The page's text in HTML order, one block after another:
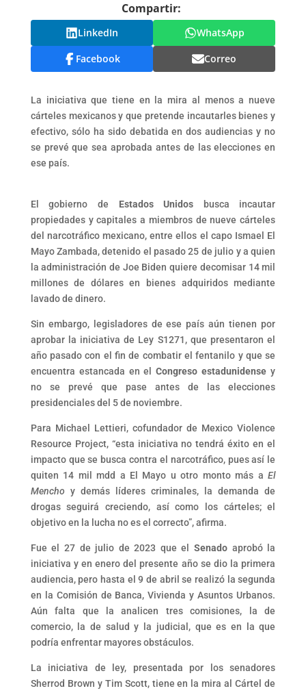
Compartir:
LinkedIn
WhatsApp
Facebook
Correo
La iniciativa que tiene en la mira al menos a nueve
cárteles mexicanos y que pretende incautarles bienes y
efectivo, sólo ha sido debatida en dos audiencias y no
se prevé que sea aprobada antes de las elecciones en
ese país.
El gobierno de Estados Unidos busca incautar
propiedades y capitales a miembros de nueve cárteles
del narcotráfico mexicano, entre ellos el capo Ismael El
Mayo Zambada, detenido el pasado 25 de julio y a quien
la administración de Joe Biden quiere decomisar 14 mil
millones de dólares en bienes adquiridos mediante
lavado de dinero.
Sin embargo, legisladores de ese país aún tienen por
aprobar la iniciativa de Ley S1271, que presentaron el
año pasado con el fin de combatir el fentanilo y que se
encuentra estancada en elCongreso estadunidensey
no se prevé que pase antes de las elecciones
presidenciales del 5 de noviembre.
Para Michael Lettieri, cofundador de Mexico Violence
Resource Project, “esta iniciativa no tendrá éxito en el
impacto que se busca contra el narcotráfico, pues así le
quiten 14 mil mdd a El Mayo u otro monto más aEl
Mencho y demás líderes criminales, la demanda de
drogas seguirá creciendo, así como los cárteles; el
objetivo en la lucha no es el correcto”, afirma.
Fue el 27 de julio de 2023 que elSenado aprobó la
iniciativa y en enero del presente año se dio la primera
audiencia, pero hasta el 9 de abril se realizó la segunda
en la Comisión de Banca, Vivienda y Asuntos Urbanos.
Aún falta que la analicen tres comisiones, la de
comercio, la de salud y la judicial, que es en la que
podría enfrentar mayores obstáculos.
La iniciativa de ley, presentada por los senadores
Sherrod Brown y Tim Scott, tiene en la mira al Cártel de